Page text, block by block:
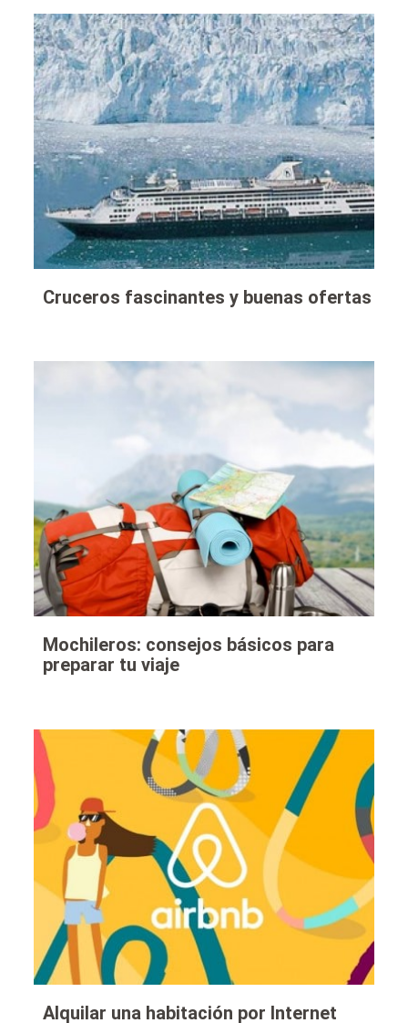
Cruceros fascinantes y buenas ofertas
Mochileros: consejos básicos para
preparar tu viaje
Alquilar una habitación por Internet